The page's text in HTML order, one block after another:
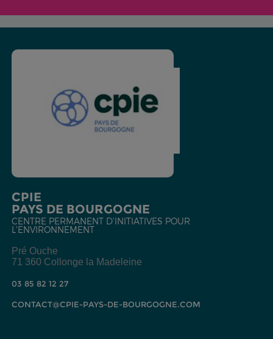
CPIE
PAYS DE BOURGOGNE
CENTRE PERMANENT D'INITIATIVES POUR
L'ENVIRONNEMENT
Pré Ouche
71 360 Collonge la Madeleine
03 85 82 12 27
CONTACT@CPIE-PAYS-DE-BOURGOGNE.COM